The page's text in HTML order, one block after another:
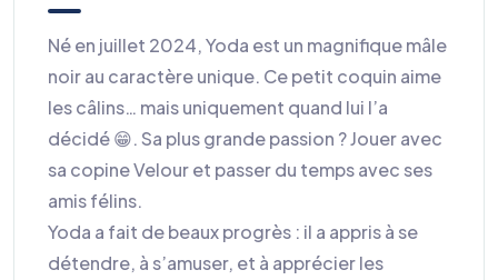
Né en juillet 2024, Yoda est un magnifique mâle
noir au caractère unique. Ce petit coquin aime
les câlins… mais uniquement quand lui l’a
décidé 😁. Sa plus grande passion ? Jouer avec
sa copine Velour et passer du temps avec ses
amis félins.
Yoda a fait de beaux progrès : il a appris à se
détendre, à s’amuser, et à apprécier les